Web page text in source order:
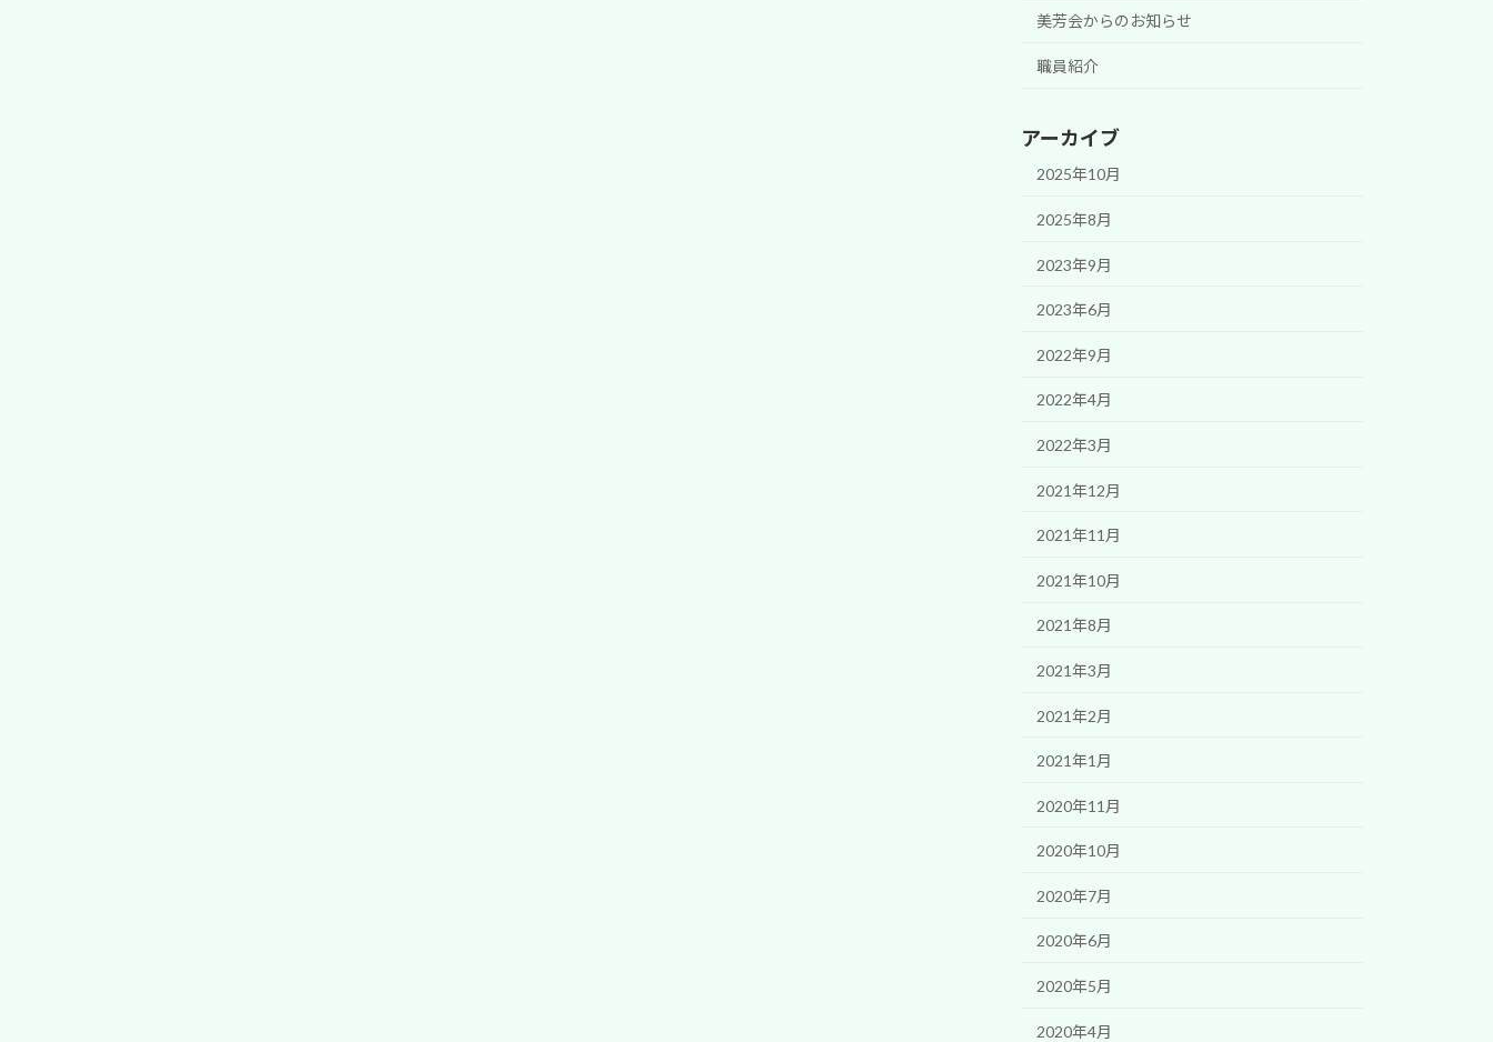
美芳会からのお知らせ
職員紹介
アーカイブ
2025年10月
2025年8月
2023年9月
2023年6月
2022年9月
2022年4月
2022年3月
2021年12月
2021年11月
2021年10月
2021年8月
2021年3月
2021年2月
2021年1月
2020年11月
2020年10月
2020年7月
2020年6月
2020年5月
2020年4月